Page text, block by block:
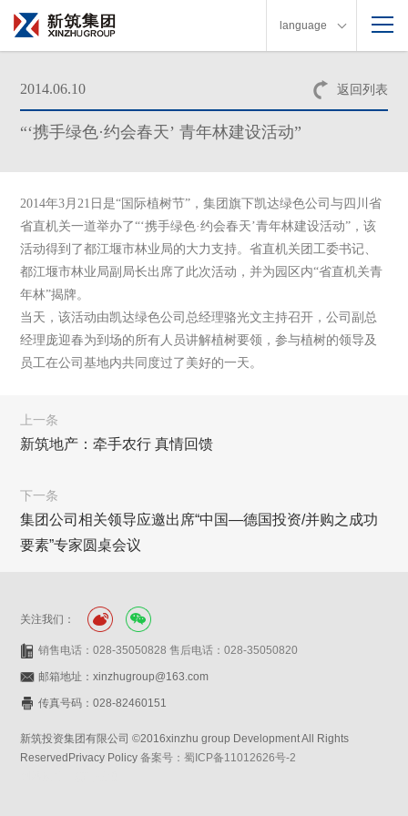
language
返回列表
2014.06.10
“‘携手绿色·约会春天’ 青年林建设活动”
2014年3月21 日是“国际植树节”，集团旗下凯达绿色公司与四川省
省直机关一道举办了“‘携手绿色·约会春天’青年林建设活动” ，该
活动得到了都江堰市林业局的大力支持。省直机关团工委书记、
都江堰市林业局副局长出席了此次活动，并为园区内“省直机关青
年林”揭牌。
当天，该活动由凯达绿色公司总经理骆光文主持召开，公司副总
经理庞迎春为到场的所有人员讲解植树要领，参与植树的领导及
员工在公司基地内共同度过了美好的一天。
上一条
新筑地产：牵手农行 真情回馈
下一条
集团公司相关领导应邀出席“中国—德国投资/并购之成功
要素”专家圆桌会议
关注我们：
销售电话：028-35050828 售后电话：028-35050820
邮箱地址：xinzhugroup@163.com
传真号码：028-82460151
新筑投资集团有限公司 ©2016xinzhu group Development All Rights
ReservedPrivacy Policy备案号：蜀ICP备11012626号-2